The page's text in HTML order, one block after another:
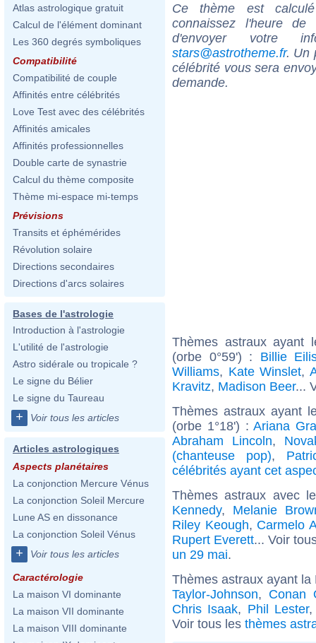
Atlas astrologique gratuit
Calcul de l'élément dominant
Les 360 degrés symboliques
Compatibilité
Compatibilité de couple
Affinités entre célébrités
Love Test avec des célébrités
Affinités amicales
Affinités professionnelles
Double carte de synastrie
Calcul du thème composite
Thème mi-espace mi-temps
Prévisions
Transits et éphémérides
Révolution solaire
Directions secondaires
Directions d'arcs solaires
Bases de l'astrologie
Introduction à l'astrologie
L'utilité de l'astrologie
Astro sidérale ou tropicale ?
Le signe du Bélier
Le signe du Taureau
+ Voir tous les articles
Articles astrologiques
Aspects planétaires
La conjonction Mercure Vénus
La conjonction Soleil Mercure
Lune AS en dissonance
La conjonction Soleil Vénus
+ Voir tous les articles
Caractérologie
La maison VI dominante
La maison VII dominante
La maison VIII dominante
Ce thème est
connaissez l'heure de
d'envoyer votre
stars@astrotheme.fr. Un
célébrité vous sera
demande.
Thèmes astraux ayant
(orbe 0°59') : Billie
Williams, Kate Winslet,
Kravitz, Madison Beer...
Thèmes astraux ayant
(orbe 1°18') :Ariana
Abraham Lincoln,
(chanteuse pop),
célébrités ayant cet
Thèmes astraux avec
Kennedy, Melanie
Riley Keough, Carmelo
Rupert Everett... Voir
un 29 mai.
Thèmes astraux ayant
Taylor-Johnson, Conan
Chris Isaak, Phil Lester
Voir tous les thèmes